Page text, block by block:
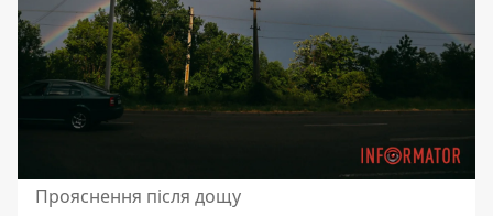
Прояснення після дощу